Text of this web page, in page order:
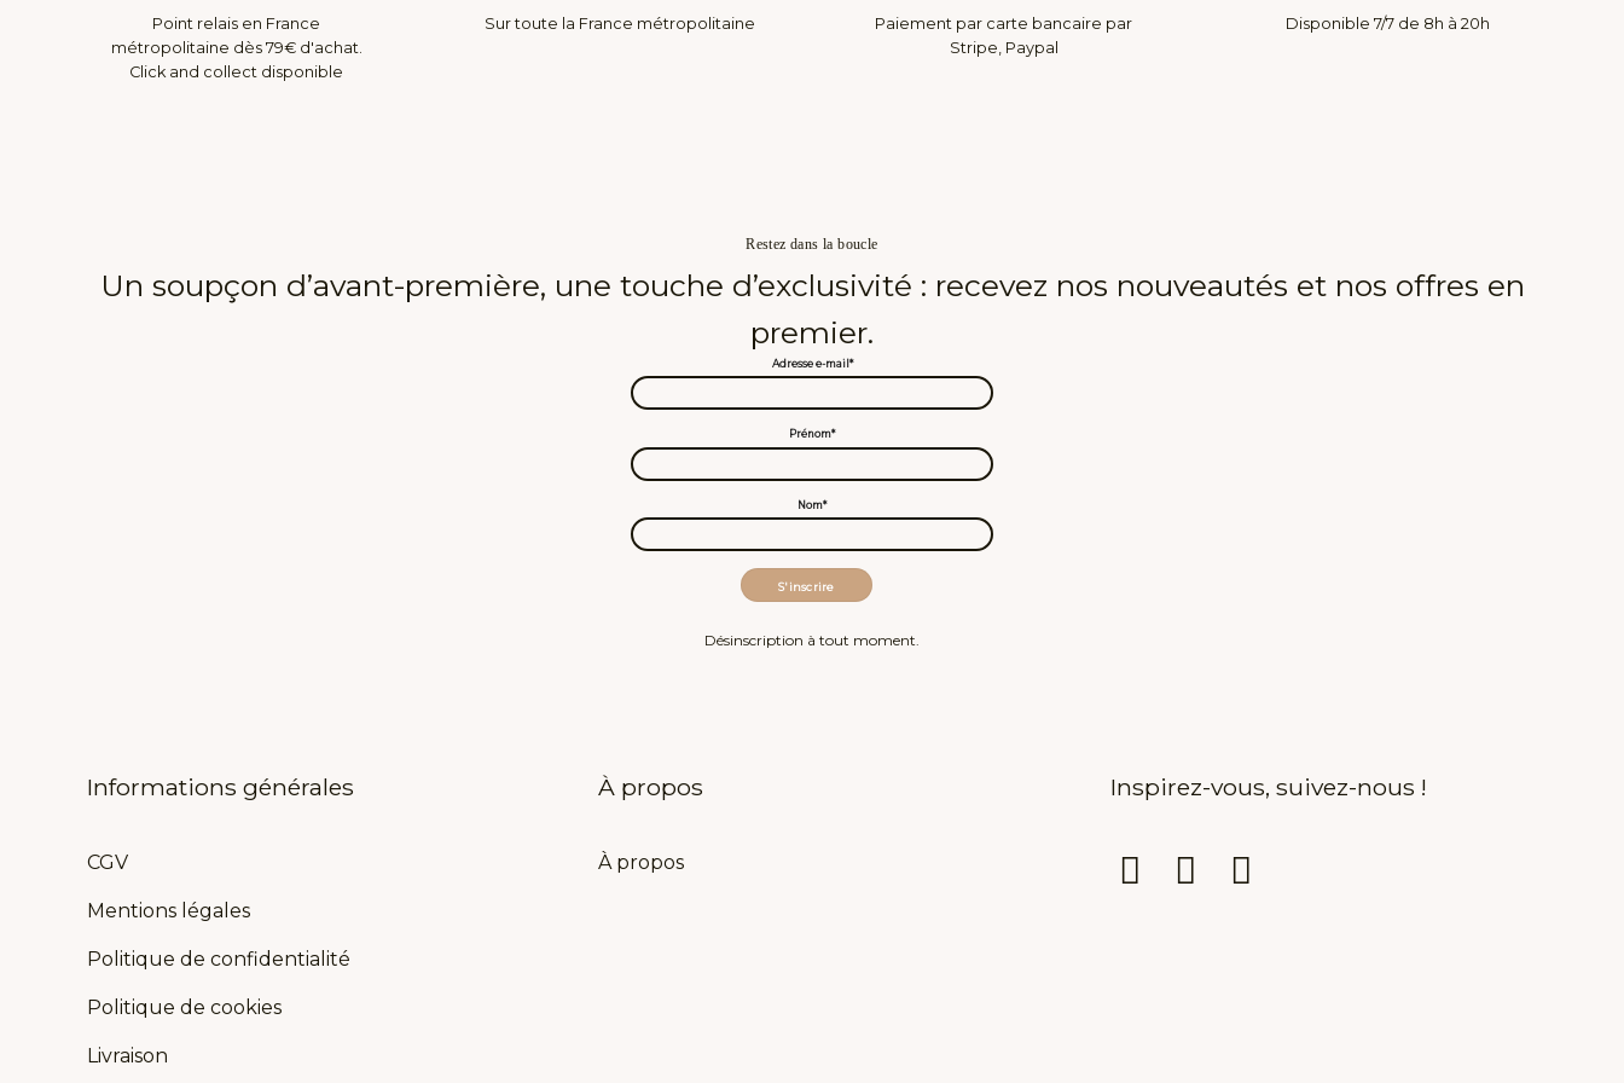
Point relais en France
métropolitaine dès 79€ d'achat.
Click and collect disponible
Sur toute la France métropolitaine
Paiement par carte bancaire par
Stripe, Paypal
Disponible 7/7 de 8h à 20h
Restez dans la boucle
Un soupçon d’avant-première, une touche d’exclusivité : recevez nos nouveautés et nos offres en
premier.
Adresse e-mail*
Prénom*
Nom*
Désinscription à tout moment.
Informations générales
CGV
Mentions légales
Politique de confidentialité
Politique de cookies
Livraison
À propos
À propos
Inspirez-vous, suivez-nous !